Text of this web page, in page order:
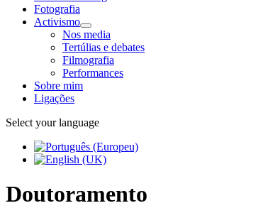
Fotografia
Activismo
Nos media
Tertúlias e debates
Filmografia
Performances
Sobre mim
Ligações
Select your language
Doutoramento